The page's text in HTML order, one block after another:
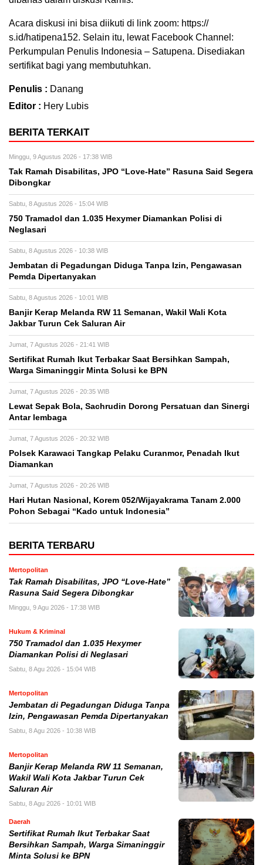
Acara diskusi ini bisa diikuti di link zoom: https://
s.id/hatipena152. Selain itu, lewat Facebook Channel:
Perkumpulan Penulis Indonesia – Satupena. Disediakan
sertifikat bagi yang membutuhkan.
Penulis : Danang
Editor : Hery Lubis
BERITA TERKAIT
Minggu, 9 Agustus 2026 - 17:38 WIB
Tak Ramah Disabilitas, JPO “Love-Hate” Rasuna Said Segera
Dibongkar
Sabtu, 8 Agustus 2026 - 15:04 WIB
750 Tramadol dan 1.035 Hexymer Diamankan Polisi di
Neglasari
Sabtu, 8 Agustus 2026 - 10:38 WIB
Jembatan di Pegadungan Diduga Tanpa Izin, Pengawasan
Pemda Dipertanyakan
Sabtu, 8 Agustus 2026 - 10:01 WIB
Banjir Kerap Melanda RW 11 Semanan, Wakil Wali Kota
Jakbar Turun Cek Saluran Air
Jumat, 7 Agustus 2026 - 21:41 WIB
Sertifikat Rumah Ikut Terbakar Saat Bersihkan Sampah,
Warga Simaninggir Minta Solusi ke BPN
Jumat, 7 Agustus 2026 - 20:35 WIB
Lewat Sepak Bola, Sachrudin Dorong Persatuan dan Sinergi
Antar lembaga
Jumat, 7 Agustus 2026 - 20:32 WIB
Polsek Karawaci Tangkap Pelaku Curanmor, Penadah Ikut
Diamankan
Jumat, 7 Agustus 2026 - 20:26 WIB
Hari Hutan Nasional, Korem 052/Wijayakrama Tanam 2.000
Pohon Sebagai “Kado untuk Indonesia”
BERITA TERBARU
Mertopolitan
Tak Ramah Disabilitas, JPO “Love-Hate”
Rasuna Said Segera Dibongkar
Minggu, 9 Agu 2026 - 17:38 WIB
Hukum & Kriminal
750 Tramadol dan 1.035 Hexymer
Diamankan Polisi di Neglasari
Sabtu, 8 Agu 2026 - 15:04 WIB
Mertopolitan
Jembatan di Pegadungan Diduga Tanpa
Izin, Pengawasan Pemda Dipertanyakan
Sabtu, 8 Agu 2026 - 10:38 WIB
Mertopolitan
Banjir Kerap Melanda RW 11 Semanan,
Wakil Wali Kota Jakbar Turun Cek
Saluran Air
Sabtu, 8 Agu 2026 - 10:01 WIB
Daerah
Sertifikat Rumah Ikut Terbakar Saat
Bersihkan Sampah, Warga Simaninggir
Minta Solusi ke BPN